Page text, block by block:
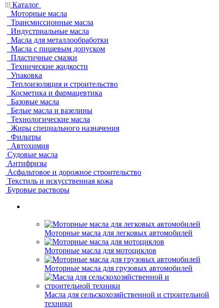
Каталог
Моторные масла
Трансмиссионные масла
Индустриальные масла
Масла для металлообработки
Масла с пищевым допуском
Пластичные смазки
Технические жидкости
Упаковка
Теплоизоляция и строительство
Косметика и фармацевтика
Базовые масла
Белые масла и вазелины
Технологические масла
Жиры специального назначения
Фильтры
Автохимия
Судовые масла
Антифризы
Асфальтовое и дорожное строительство
Текстиль и искусственная кожа
Буровые растворы
Моторные масла для легковых автомобилей
Моторные масла для мотоциклов
Моторные масла для грузовых автомобилей
Масла для сельскохозяйственной и строительной
техники